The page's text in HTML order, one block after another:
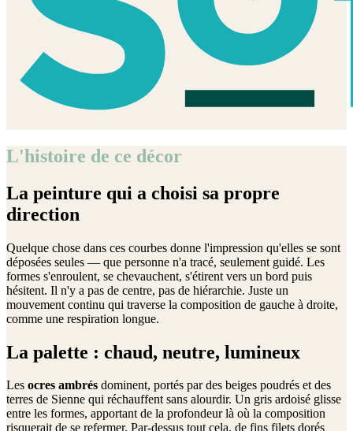
L'histoire de ce décor
La peinture qui a choisi sa propre
direction
Quelque chose dans ces courbes donne l'impression qu'elles se sont
déposées seules — que personne n'a tracé, seulement guidé. Les
formes s'enroulent, se chevauchent, s'étirent vers un bord puis
hésitent. Il n'y a pas de centre, pas de hiérarchie. Juste un
mouvement continu qui traverse la composition de gauche à droite,
comme une respiration longue.
La palette : chaud, neutre, lumineux
Les ocres ambrés dominent, portés par des beiges poudrés et des
terres de Sienne qui réchauffent sans alourdir. Un gris ardoisé glisse
entre les formes, apportant de la profondeur là où la composition
risquerait de se refermer. Par-dessus tout cela, de fins filets dorés